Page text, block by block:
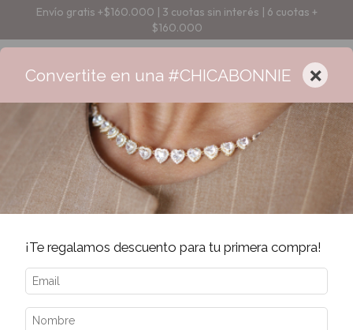
Envío gratis +$160.000 | 3 cuotas sin interés | 6 cuotas +
$160.000
Convertite en una #CHICABONNIE ×
¡Te regalamos descuento para tu primera compra!